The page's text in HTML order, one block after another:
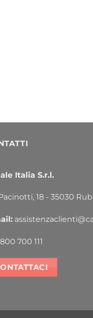
Italia S.r.l.
18 - 35030
800 700 111